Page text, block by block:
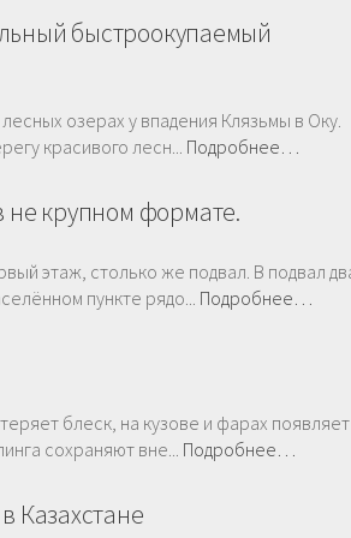
быстроокупаемый
озерах у впадения Клязьмы в Оку.
красивого лесн... Подробнее…
не крупном формате.
этаж, столько же подвал. В подвал
пункте рядо... Подробнее…
блеск, на кузове и фарах
сохраняют вне... Подробнее…
Казахстане